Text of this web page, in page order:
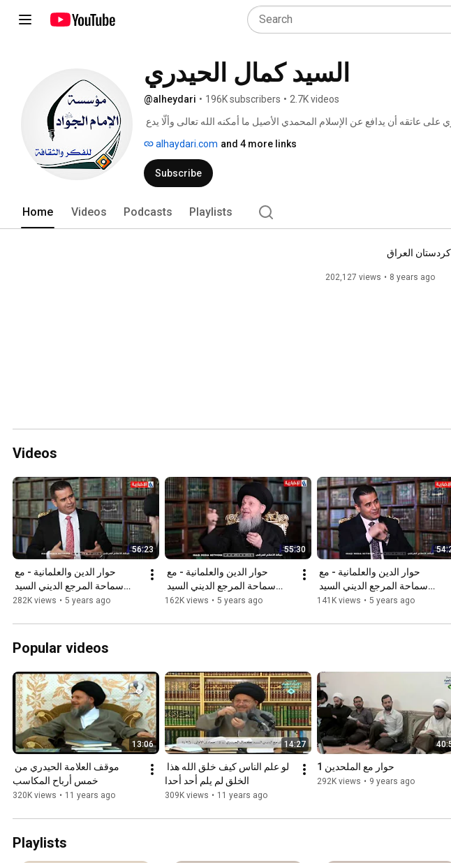
السيد كمال الحيدري
@alheydari • 196K subscribers • 2.7K videos
alhaydari.com and 4 more links
Subscribe
Home Videos Podcasts Playlists
العراق
202,127 views 8 years ago
Videos
56:23
كمال الحيدري - الحلقة الخامسة
282K views • 5 years ago
55:30
كمال الحيدري - الحلقة الرابعة
162K views • 5 years ago
كمال الحيدري - الحلقة الثالثة
141K views • 5 years ago
Popular videos
13:06
خمس أرباح المكاسب
320K views • 11 years ago
14:27
الخلق لم يلم أحد أحدا
309K views • 11 years ago
حوار مع الملحدين 1
292K views • 9 years ago
Playlists